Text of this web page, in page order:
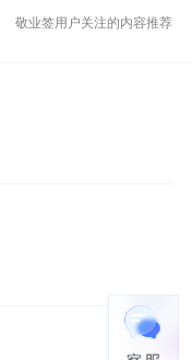
敬业签用户关注的内容推荐